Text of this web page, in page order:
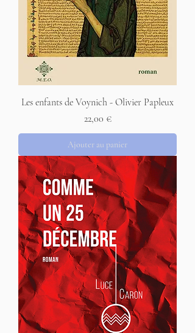
Les enfants de Voynich - Olivier Papleux
Prix
22,00 €
Ajouter au panier